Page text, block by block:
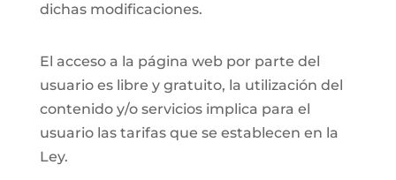
dichas modificaciones.
El acceso a la página web por parte del
usuario es libre y gratuito, la utilización del
contenido y/o servicios implica para el
usuario las tarifas que se establecen en la
Ley.